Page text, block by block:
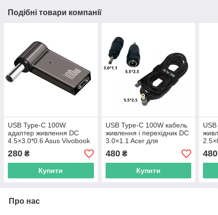
Подібні товари компанії
USB Type-C 100W
адаптер живлення DC
4.5×3.0*0.6 Asus Vivobook
14 15 16 для заряджання
ноутбука від повербанка
USB або зарядки PD
280 ₴
Купити
USB Type-C 100W кабель
живлення і перехідник DC
3.0×1.1 Acer для
заряджання ноутбука від
повербанка USB
480₴
Купити
480
Про нас